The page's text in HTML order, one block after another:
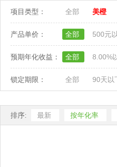
项目类型： 全部 美橙
产品单价： 全部 500元
预期年化收益： 全部 8.00%
锁定期限： 全部 90天以
排序: 最新 按年化率